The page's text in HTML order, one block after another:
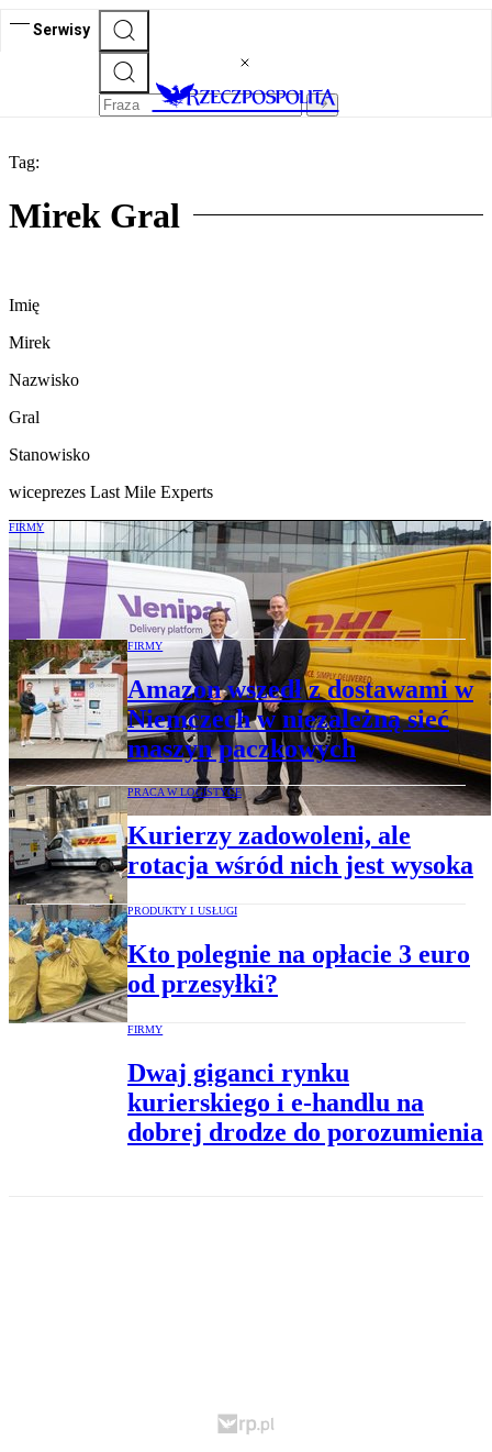
Serwisy
Tag:
Mirek Gral
Imię
Mirek
Nazwisko
Gral
Stanowisko
wiceprezes Last Mile Experts
FIRMY
DHL eCommerce rozpycha się w Europie
FIRMY
Amazon wszedł z dostawami w
Niemczech w niezależną sieć
maszyn paczkowych
PRACA W LOGISTYCE
Kurierzy zadowoleni, ale
rotacja wśród nich jest wysoka
PRODUKTY I USŁUGI
Kto polegnie na opłacie 3 euro
od przesyłki?
FIRMY
Dwaj giganci rynku
kurierskiego i e-handlu na
dobrej drodze do porozumienia